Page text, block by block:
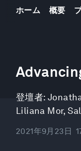
ホーム 概要
登壇者:
Liliana Mor,
2021年9月23日
of
13
seconds
90%